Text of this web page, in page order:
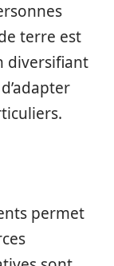
terre est
diversifiant
permet